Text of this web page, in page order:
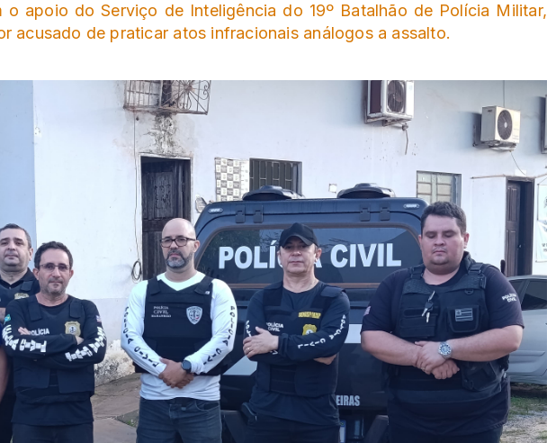
apoio do Serviço de Inteligência do 19º Batalhão de Polícia Militar,
acusado de praticar atos infracionais análogos a assalto.